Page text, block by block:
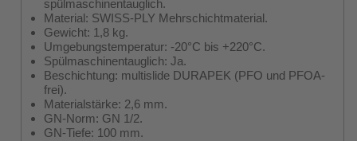
spülmaschinentauglich.
Material: SWISS-PLY Mehrschichtmaterial.
Gewicht: 1,8 kg.
Umgebungstemperatur: -20°C bis +220°C.
Spülmaschinentauglich: Ja.
Beschichtung: multislide DURAPEK (PFO und PFOA-
frei).
Materialstärke: 2,6 mm.
GN-Norm: GN 1/2.
GN-Tiefe: 100 mm.